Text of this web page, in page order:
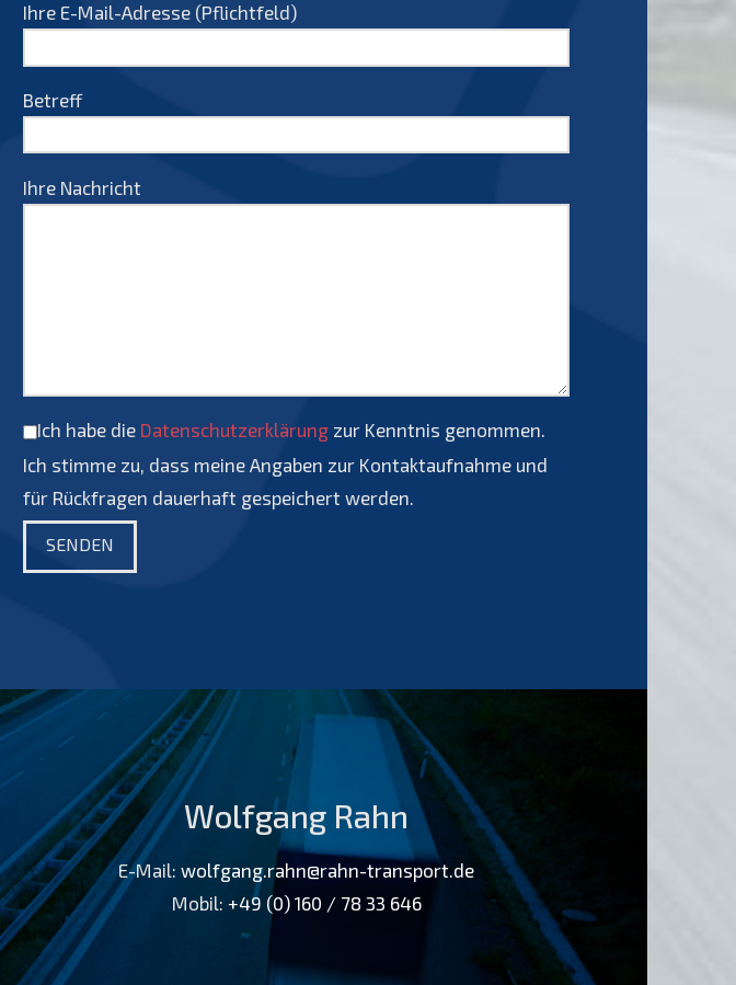
Ihre E-Mail-Adresse (Pflichtfeld)
Betreff
Ihre Nachricht
Ich habe die Datenschutzerklärungzur Kenntnis genommen.
Ich stimme zu, dass meine Angaben zur Kontaktaufnahme und
für Rückfragen dauerhaft gespeichert werden.
Wolfgang Rahn
E-Mail:wolfgang.rahn@rahn-transport.de
Mobil: +49 (0) 160 / 78 33 646